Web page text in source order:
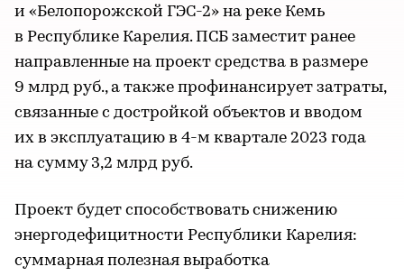
и «Белопорожской ГЭС-2» на реке Кемь
в Республике Карелия. ПСБ заместит ранее
направленные на проект средства в размере
9 млрд руб., а также профинансирует затраты,
связанные с достройкой объектов и вводом
их в эксплуатацию в 4-м квартале 2023 года
на сумму 3,2 млрд руб.
Проект будет способствовать снижению
энергодефицитности Республики Карелия:
суммарная полезная выработка